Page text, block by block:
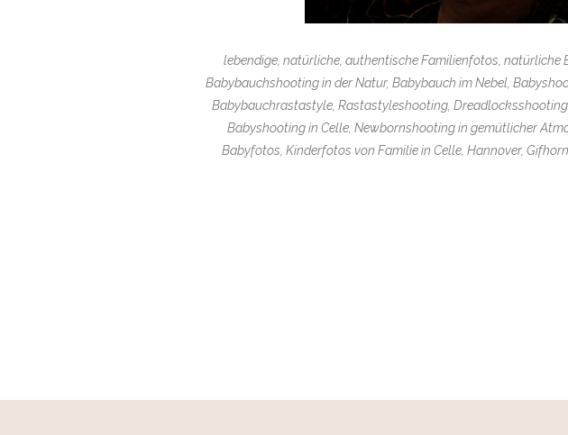
lebendige, natürliche, authentische Familienfotos,
Babybauchshooting in der Natur, Babybauch im Nebel,
Babybauchrastastyle, Rastastyleshooting,
Babyshooting in Celle, Newbornshooting in gemütlicher
Babyfotos, Kinderfotos von Familie in Celle, Hannover,